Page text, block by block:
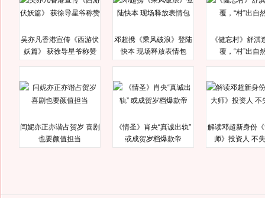
吴亦凡香港宣传《西游伏
妖篇》 获徐导星爷称赞
邓超携《乘风破浪》登陆
快本 现场释放表情包
《健忘村》舒淇
覆，“村”出自
闫妮亦正亦谐占贺岁 喜剧
也要颜值担当
《情圣》肖央“真诚出轨”
或成贺岁档爆款帝
解读邓超新身份
师》投资人 不